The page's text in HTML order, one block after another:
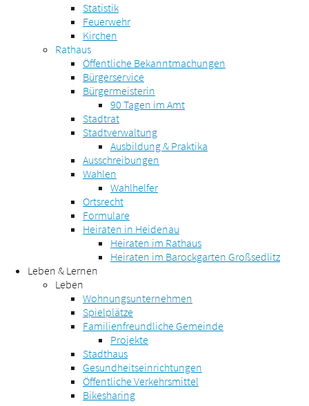
Statistik
Feuerwehr
Kirchen
Rathaus
Öffentliche Bekanntmachungen
Bürgerservice
Bürgermeisterin
90 Tagen im Amt
Stadtrat
Stadtverwaltung
Ausbildung & Praktika
Ausschreibungen
Wahlen
Wahlhelfer
Ortsrecht
Formulare
Heiraten in Heidenau
Heiraten im Rathaus
Heiraten im Barockgarten Großsedlitz
Leben & Lernen
Leben
Wohnungsunternehmen
Spielplätze
Familienfreundliche Gemeinde
Projekte
Stadthaus
Gesundheitseinrichtungen
Öffentliche Verkehrsmittel
Bikesharing